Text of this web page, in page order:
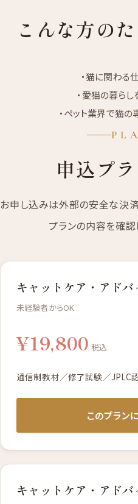
こんな方の
・猫に関わる
・愛猫の暮ら
・ペット業界で猫
申込プ
お申し込みは外部の安全な決
プランの内容を確認
キャットケア・アドバ
未経験者からOK
¥19,800 税込
通信制教材／修了試験／JPLC
このプラン
キャットケア・アドバ